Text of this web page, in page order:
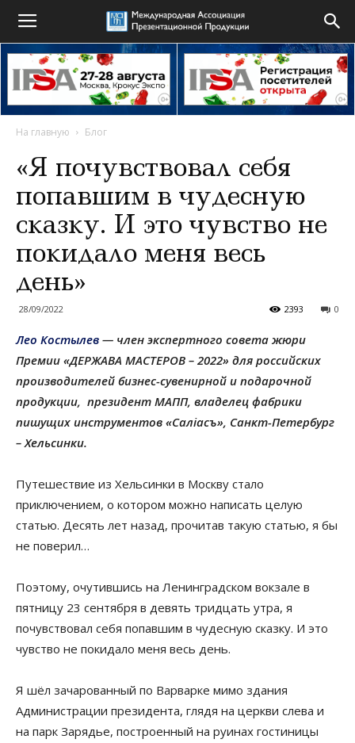
На главную Блог
«Я почувствовал себя
попавшим в чудесную
сказку. И это чувство не
покидало меня весь
день»
28/09/2022 0
2393
Лео Костылев — член экспертного совета жюри
Премии «ДЕРЖАВА МАСТЕРОВ – 2022» для российских
производителей бизнес-сувенирной и подарочной
продукции, президент МАПП, владелец фабрики
пишущих инструментов «Салiасъ», Санкт-Петербург
– Хельсинки.
Путешествие из Хельсинки в Москву стало
приключением, о котором можно написать целую
статью. Десять лет назад, прочитав такую статью, я бы
не поверил…
Поэтому, очутившись на Ленинградском вокзале в
пятницу 23 сентября в девять тридцать утра, я
почувствовал себя попавшим в чудесную сказку. И это
чувство не покидало меня весь день.
Я шёл зачарованный по Варварке мимо здания
Администрации президента, глядя на церкви слева и
на парк Зарядье, построенный на руинах гостиницы